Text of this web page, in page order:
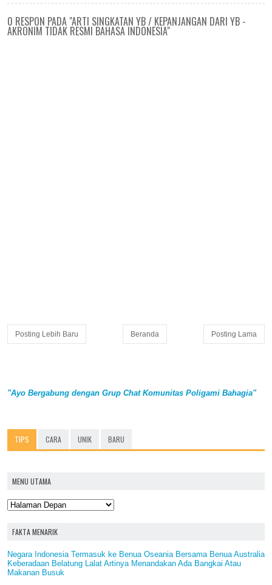
0 RESPON PADA "ARTI SINGKATAN YB / KEPANJANGAN DARI YB -
AKRONIM TIDAK RESMI BAHASA INDONESIA"
Posting Lebih Baru Posting Lama
Beranda
"Ayo Bergabung dengan Grup Chat Komunitas Poligami Bahagia"
TIPS CARA UNIK BARU
MENU UTAMA
FAKTA MENARIK
Negara Indonesia Termasuk ke Benua Oseania Bersama Benua Australia
Keberadaan Belatung Lalat Artinya Menandakan Ada Bangkai Atau
Makanan Busuk